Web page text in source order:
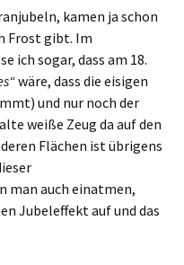
kamen ja schon
Frost gibt. Im
ich sogar, dass am 18.
wäre, dass die eisigen
und nur noch der
weiße Zeug da auf den
Flächen ist übrigens
man auch einatmen,
Jubeleffekt auf und das